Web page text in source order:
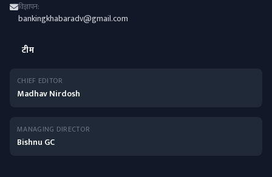
विज्ञापन:
bankingkhabaradv@gmail.com
टीम
CHIEF EDITOR
Madhav Nirdosh
MANAGING DIRECTOR
Bishnu GC